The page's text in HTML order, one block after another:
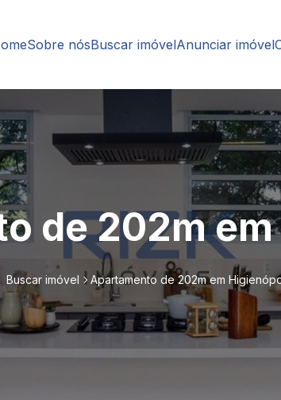
Sobre nósBuscar imóvelAnunciar imóvel
de 202m
Buscar imóvel Apartamento de 202m em